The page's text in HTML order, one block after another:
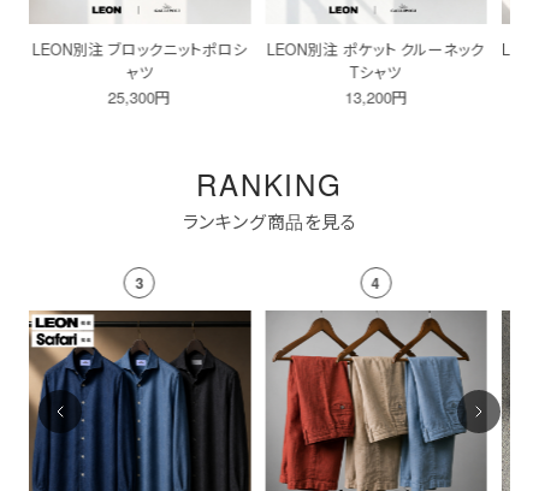
LEON別注 ポケット クルーネック
Tシャツ
13,200円
LEON別注 ポケット VネックTシャ
ツ
13,200円
RANKING
ランキング商品を見る
4 5